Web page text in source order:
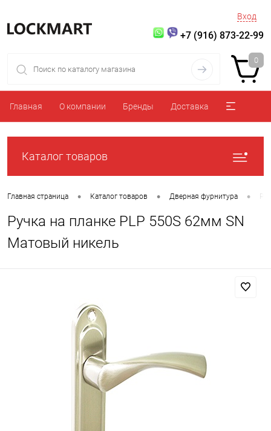
Вход
+7 (916) 873-22-99
0
Главная О компании Бренды Доставка
Каталог товаров
Главная страница • Каталог товаров • Дверная фурнитура •
Ручка на планке PLP 550S 62мм SN
Матовый никель